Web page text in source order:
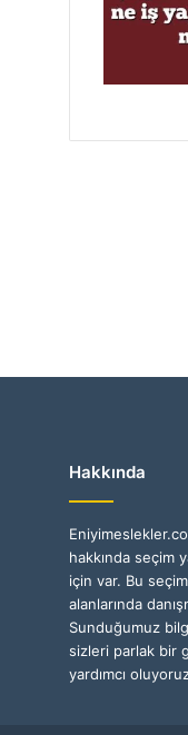
Hakkında
hakkında seçim
için var. Bu
alanlarında
Sunduğumuz
sizleri parlak bir
yardımcı